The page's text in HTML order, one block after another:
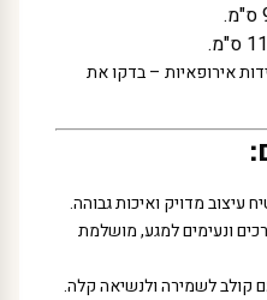
אירופאיות – בדקו את
עיצוב מדויק ואיכות גבוהה.
ונעימים למגע, מושלמת
קולב לשמירה ולנשיאה קלה.